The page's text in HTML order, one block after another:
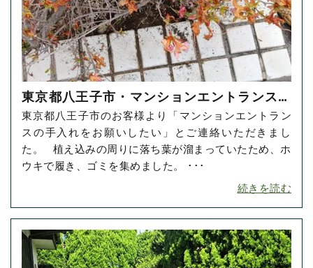
東京都八王子市・マンションエントランスの
お掃除をご依頼いただきました！
東京都八王子市のお客様より「マンションエントラン
スの手入れをお願いしたい」とご連絡いただきまし
た。 植え込みの周りに落ち葉が溜まっていたため、ホ
ウキで履き、ゴミを集めました。 ･･･
続きを読む